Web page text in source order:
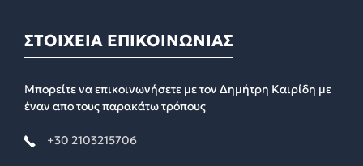
ΣΤΟΙΧΕΙΑ ΕΠΙΚΟΙΝΩΝΙΑΣ
Μπορείτε να επικοινωνήσετε με τον Δημήτρη Καιρίδη με
έναν απο τους παρακάτω τρόπους
+30 2103215706